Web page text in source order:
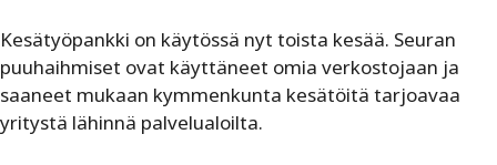
Kesätyöpankki on käytössä nyt toista kesää. Seuran
puuhaihmiset ovat käyttäneet omia verkostojaan ja
saaneet mukaan kymmenkunta kesätöitä tarjoavaa
yritystä lähinnä palvelualoilta.